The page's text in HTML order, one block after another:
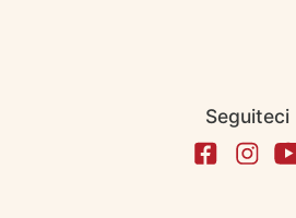
Seguiteci